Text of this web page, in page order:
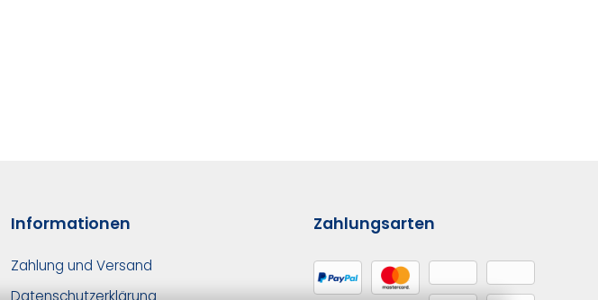
Informationen
Zahlung und Versand
Datenschutzerklärung
Zahlungsarten